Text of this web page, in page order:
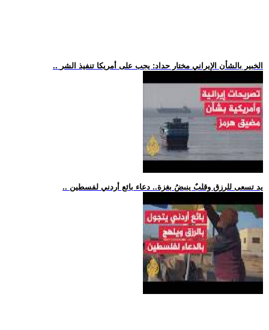
.. الخبير بالشأن الإيراني مختار حداد: يجب على أمريكا تنفيذ الشر
.. يد تسعى للرزق وقلبٌ ينبضُ بغزة.. دعاء بائع أردني لفسطين